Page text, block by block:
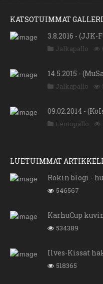
KATSOTUIMMAT
3.8.2016 - (JJK-
Jalkapallo
14.5.2015 -
Jalkapallo
09.02.2014 -
Lentopallo
LUETUIMMAT
Rokin blogi -
546567
KarhuCup
534389
Ilves-Kissat
518365